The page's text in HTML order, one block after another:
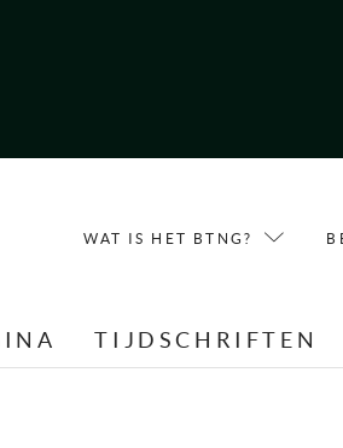
WAT IS HET BTNG?
TIJDSCHRIFTEN